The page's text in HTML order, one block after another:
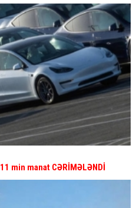
11 min manat CƏRİMƏLƏNDİ